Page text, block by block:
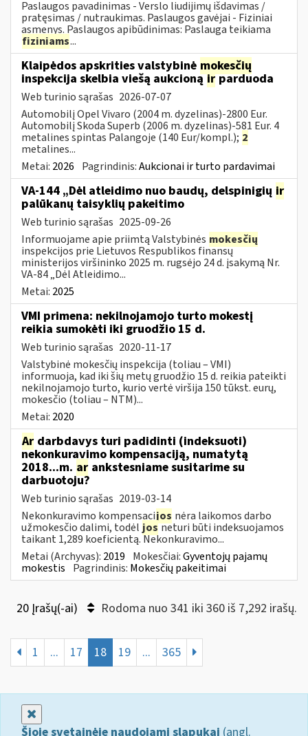
Paslaugos pavadinimas - Verslo liudijimų išdavimas /
pratęsimas / nutraukimas. Paslaugos gavėjai - Fiziniai
asmenys. Paslaugos apibūdinimas: Paslauga teikiama
fiziniams...
Klaipėdos apskrities valstybinė mokesčių
inspekcija skelbia viešą aukcionąirparduoda
Web turinio sąrašas 2026-07-07
Automobilį Opel Vivaro (2004 m. dyzelinas)-2800 Eur.
Automobilį Skoda Superb (2006 m. dyzelinas)-581 Eur. 4
metalines spintas Palangoje (140 Eur/kompl.); 2
metalines...
Metai: 2026 Pagrindinis:Aukcionai ir turto pardavimai
VA-144 „Dėl atleidimo nuo baudų, delspinigių ir
palūkanų taisyklių pakeitimo
Web turinio sąrašas 2025-09-26
Informuojame apie priimtą Valstybinės mokesčių
inspekcijos prie Lietuvos Respublikos finansų
ministerijos viršininko 2025 m. rugsėjo 24 d. įsakymą Nr.
VA-84 „Dėl Atleidimo...
Metai: 2025
VMI primena: nekilnojamojo turto mokestį
reikia sumokėti iki gruodžio 15 d.
Web turinio sąrašas 2020-11-17
Valstybinė mokesčių inspekcija (toliau – VMI)
informuoja, kad iki šių metų gruodžio 15 d. reikia pateikti
nekilnojamojo turto, kurio vertė viršija 150 tūkst. eurų,
mokesčio (toliau – NTM)...
Metai: 2020
Ar darbdavys turi padidinti (indeksuoti)
nekonkuravimo kompensaciją, numatytą
2018...m. ar ankstesniame susitarime su
darbuotoju?
Web turinio sąrašas 2019-03-14
Nekonkuravimo kompensacijos nėra laikomos darbo
užmokesčio dalimi, todėl josneturi būti indeksuojamos
taikant 1,289 koeficientą. Nekonkuravimo...
Metai (Archyvas): 2019 Mokesčiai:Gyventojų pajamų
mokestis Pagrindinis: Mokesčių pakeitimai
20 Įrašų(-ai) Rodoma nuo 341 iki 360 iš 7,292 irašų.
1 ... 17 18 19 ... 365
Šioje svetainėje naudojami slapukai (angl.